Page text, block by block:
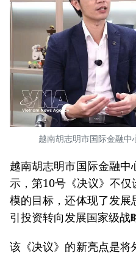
越南胡志明市国际金融中
越南胡志明市国际金融
示，第10号《决议》不
模的目标，还体现了发展
引投资转向发展国家级战
该《决议》的新亮点是